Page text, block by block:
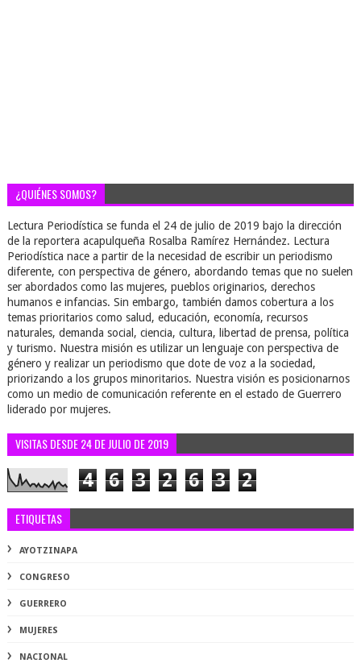
¿QUIÉNES SOMOS?
Lectura Periodística se funda el 24 de julio de 2019 bajo la dirección
de la reportera acapulqueña Rosalba Ramírez Hernández. Lectura
Periodística nace a partir de la necesidad de escribir un periodismo
diferente, con perspectiva de género, abordando temas que no suelen
ser abordados como las mujeres, pueblos originarios, derechos
humanos e infancias. Sin embargo, también damos cobertura a los
temas prioritarios como salud, educación, economía, recursos
naturales, demanda social, ciencia, cultura, libertad de prensa, política
y turismo. Nuestra misión es utilizar un lenguaje con perspectiva de
género y realizar un periodismo que dote de voz a la sociedad,
priorizando a los grupos minoritarios. Nuestra visión es posicionarnos
como un medio de comunicación referente en el estado de Guerrero
liderado por mujeres.
VISITAS DESDE 24 DE JULIO DE 2019
4 6 3 2 6 3 2
ETIQUETAS
AYOTZINAPA
CONGRESO
GUERRERO
MUJERES
NACIONAL